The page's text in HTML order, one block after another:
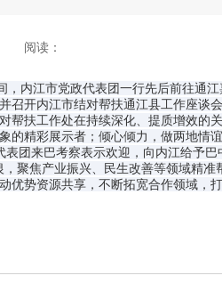
阅读：
内江市党政代表团一行先后前往通
开内江市结对帮扶通江县工作座谈
扶工作处在持续深化、提质增效的
精彩展示者；倾心倾力，做两地情
团来巴考察表示欢迎，向内江给予
聚焦产业振兴、民生改善等领域精
势资源共享，不断拓宽合作领域，